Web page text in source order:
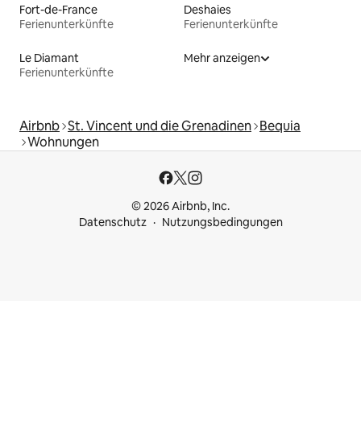
Fort-de-France
Ferienunterkünfte
Deshaies
Ferienunterkünfte
Le Diamant
Ferienunterkünfte
Mehr anzeigen
Airbnb St. Vincent und die Grenadinen Bequia
Wohnungen
© 2026 Airbnb, Inc.
Datenschutz
Nutzungsbedingungen